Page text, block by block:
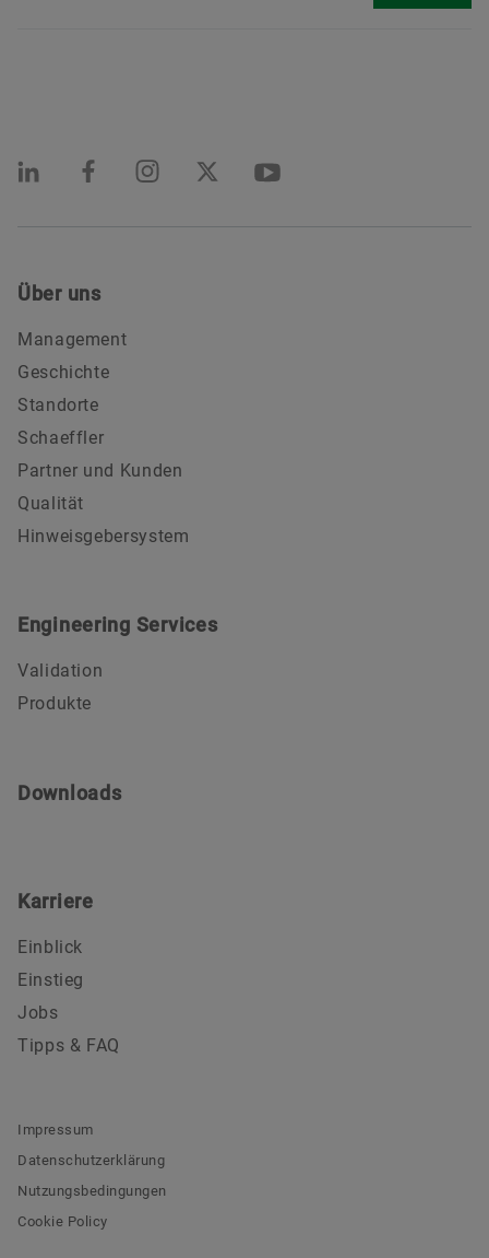
Über uns
Management
Geschichte
Standorte
Schaeffler
Partner und Kunden
Qualität
Hinweisgebersystem
Engineering Services
Validation
Produkte
Downloads
Karriere
Einblick
Einstieg
Jobs
Tipps & FAQ
Impressum
Datenschutzerklärung
Nutzungsbedingungen
Cookie Policy